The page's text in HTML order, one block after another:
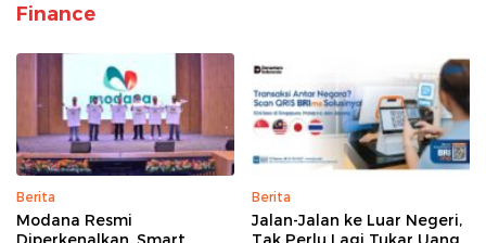
Finance
Berita
Modana Resmi
Berita
Jalan-Jalan ke Luar Negeri,